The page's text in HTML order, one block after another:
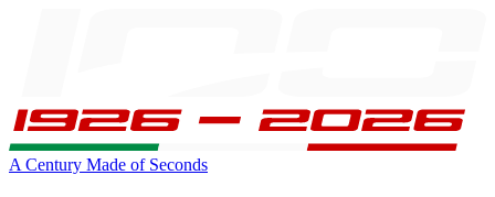
A Century Made of Seconds